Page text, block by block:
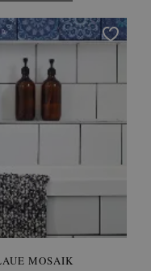
MOSAIK